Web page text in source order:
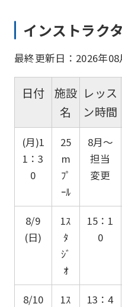
インストラク
最終更新日：2026年
日付
施設
名
レッス
ン時間
(月)1
1：3
0
25
m
ﾌﾟ
ｰﾙ
8月～
担当
変更
8/9
(日)
1ｽ
ﾀ
ｼﾞ
ｵ
15：1
0
8/10
1ｽ
13：4